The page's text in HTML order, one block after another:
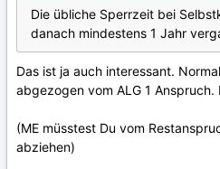
Die übliche Sperrzeit bei
danach mindestens 1 Jahr
Das ist ja auch interessant.
abgezogen vom ALG 1
(ME müsstest Du vom
abziehen)